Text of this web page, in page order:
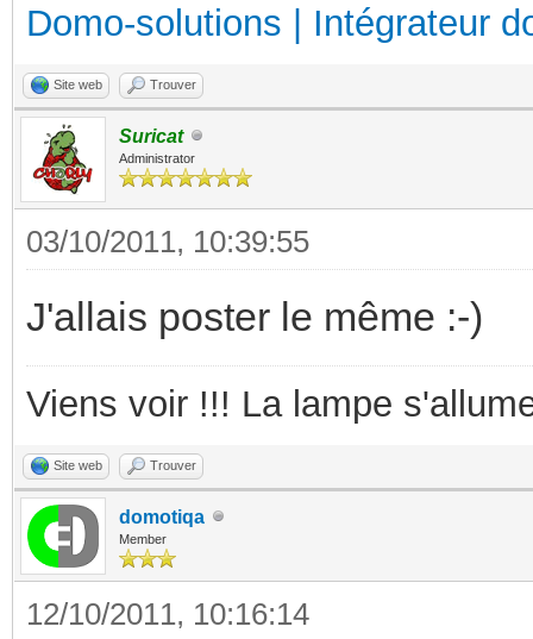
Domo-solutions | Intégrateur
Site web Trouver
Suricat
Administrator
03/10/2011, 10:39:55
J'allais poster le même :-)
Viens voir !!! La lampe
Site web Trouver
domotiqa
Member
12/10/2011, 10:16:14